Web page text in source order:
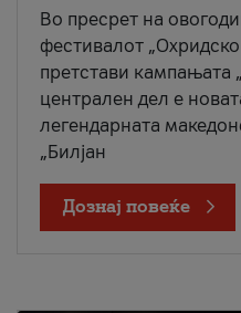
Во пресрет на
фестивалот
претстави кампањата
централен дел е
легендарната
„Билјан
Дознај повеќе